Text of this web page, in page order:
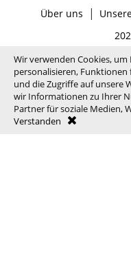
Über uns |
Wir verwenden Cookies,
personalisieren,
und die Zugriffe auf unsere
wir Informationen zu Ihrer
Partner für soziale Medien,
Verstanden